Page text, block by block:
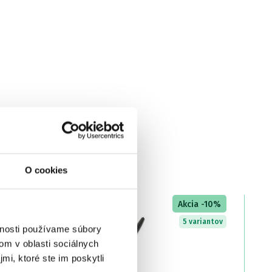
O cookies
používame súbory
v oblasti sociálnych
ktoré ste im poskytli
Akcia -10%
5 variantov